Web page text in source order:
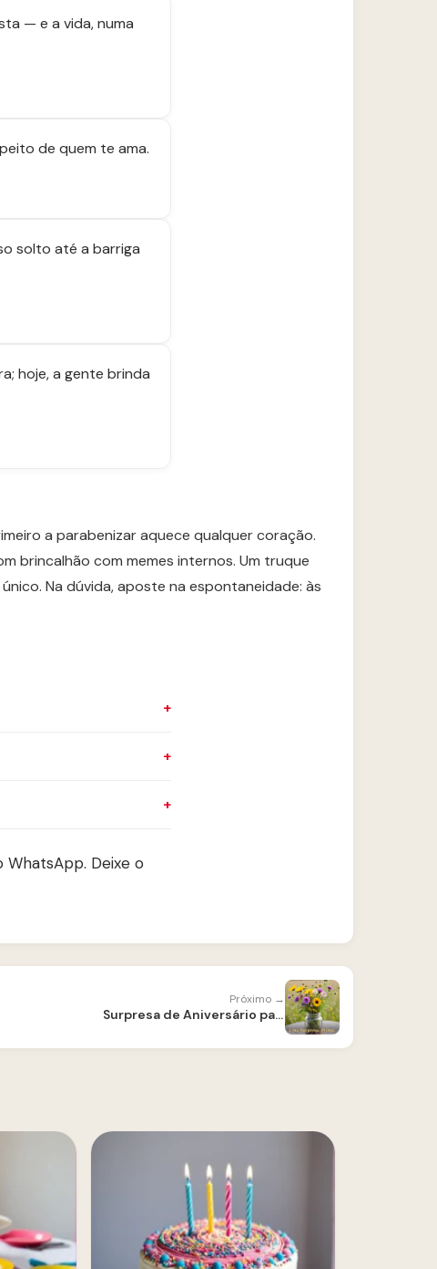
— e a vida, numa
de quem te ama.
solto até a barriga
hoje, a gente brinda
a parabenizar aquece qualquer coração.
brincalhão com memes internos. Um truque
Na dúvida, aposte na espontaneidade: às
Deixe o
Próximo →
Surpresa de Aniversário para Prima